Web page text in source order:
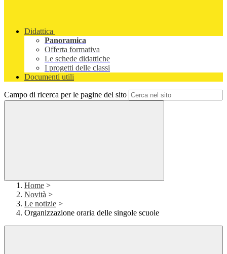
Didattica
Panoramica
Offerta formativa
Le schede didattiche
I progetti delle classi
Documenti utili
Campo di ricerca per le pagine del sito
Home >
Novità >
Le notizie >
Organizzazione oraria delle singole scuole